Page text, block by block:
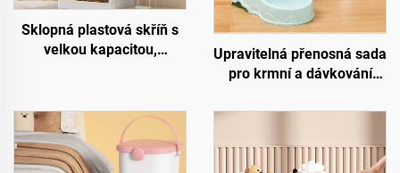
Sklopná plastová skříň s
velkou kapacitou,
svačin, řešení pro
uskladnění s vysokou
kapacitou
Upravitelná přenosná sada
pro krmní a dávkování
automatická miska na
pro pohodlné použití u psů